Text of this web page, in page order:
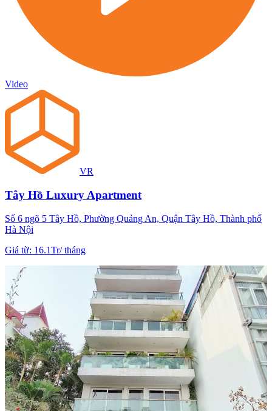
Video
VR
Tây Hồ Luxury Apartment
Số 6 ngõ 5 Tây Hồ, Phường Quảng An, Quận Tây Hồ, Thành phố
Hà Nội
Giá từ: 16.1Tr/tháng